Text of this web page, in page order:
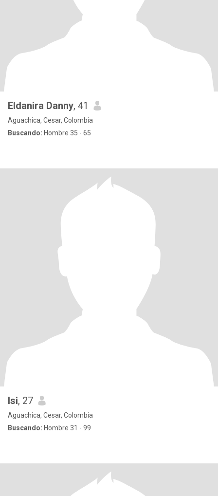
Eldanira Danny, 41
Aguachica, Cesar, Colombia
Buscando: Hombre 35 - 65
Isi, 27
Aguachica, Cesar, Colombia
Buscando: Hombre 31 - 99